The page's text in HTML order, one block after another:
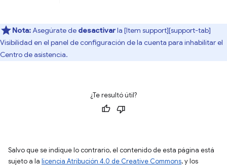
Nota:Asegúrate de desactivarla [Item support][support-tab]
Visibilidad en el panel de configuración de la cuenta para inhabilitar el
Centro de asistencia.
¿Te resultó útil?
Salvo que se indique lo contrario, el contenido de esta página está
sujeto a la licencia Atribución 4.0 de Creative Commons, y los